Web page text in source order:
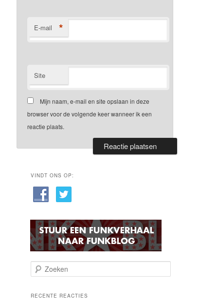
E-mail *
Site
Mijn naam, e-mail en site opslaan in deze
browser voor de volgende keer wanneer ik een
reactie plaats.
VINDT ONS OP:
o
k
RECENTE REACTIES